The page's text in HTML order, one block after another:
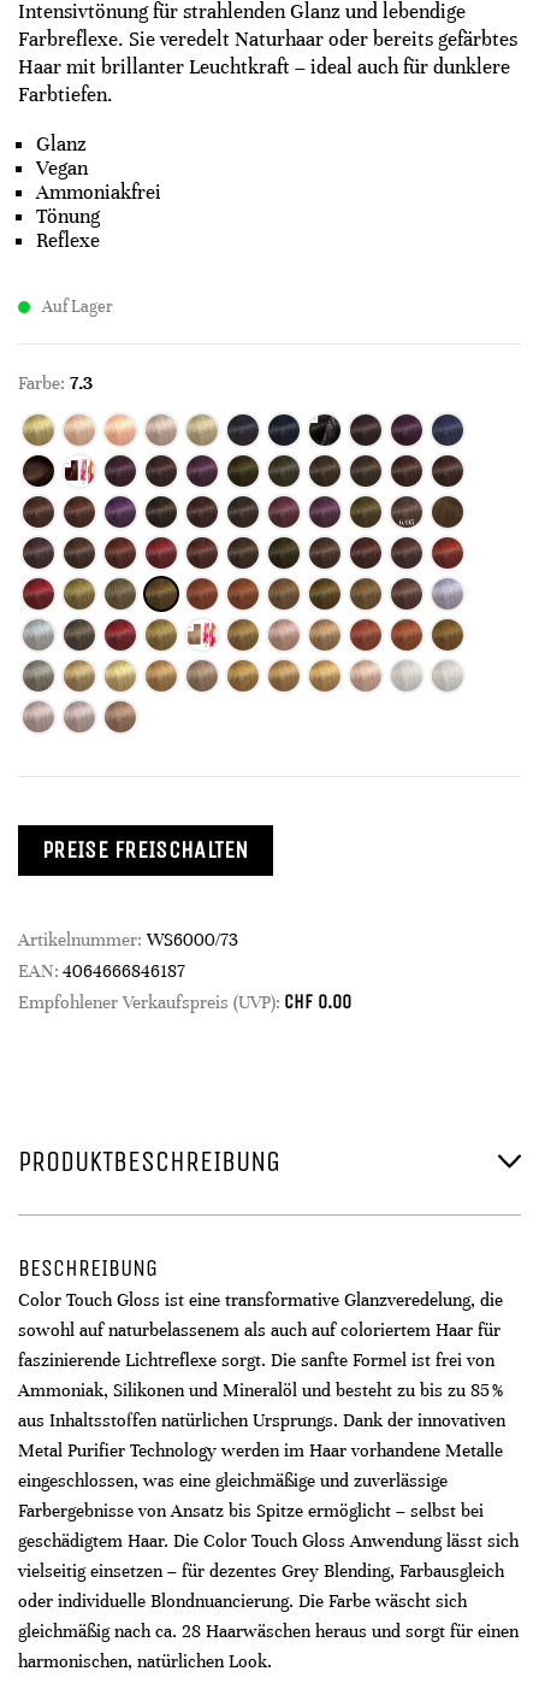
Intensivtönung für strahlenden Glanz und lebendige
Farbreflexe. Sie veredelt Naturhaar oder bereits gefärbtes
Haar mit brillanter Leuchtkraft – ideal auch für dunklere
Farbtiefen.
Glanz
Vegan
Ammoniakfrei
Tönung
Reflexe
Auf Lager
Farbe: 7.3
PREISE FREISCHALTEN
Artikelnummer: WS6000/73
EAN: 4064666846187
Empfohlener Verkaufspreis (UVP): CHF 0.00
PRODUKTBESCHREIBUNG
BESCHREIBUNG
Color Touch Gloss ist eine transformative Glanzveredelung, die
sowohl auf naturbelassenem als auch auf coloriertem Haar für
faszinierende Lichtreflexe sorgt. Die sanfte Formel ist frei von
Ammoniak, Silikonen und Mineralöl und besteht zu bis zu 85 %
aus Inhaltsstoffen natürlichen Ursprungs. Dank der innovativen
Metal Purifier Technology werden im Haar vorhandene Metalle
eingeschlossen, was eine gleichmäßige und zuverlässige
Farbergebnisse von Ansatz bis Spitze ermöglicht – selbst bei
geschädigtem Haar. Die Color Touch Gloss Anwendung lässt sich
vielseitig einsetzen – für dezentes Grey Blending, Farbausgleich
oder individuelle Blondnuancierung. Die Farbe wäscht sich
gleichmäßig nach ca. 28 Haarwäschen heraus und sorgt für einen
harmonischen, natürlichen Look.